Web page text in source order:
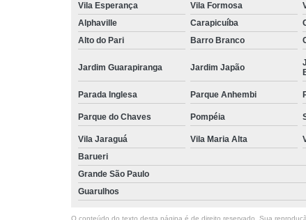
Vila Esperança Vila Formosa
Alphaville
Carapicuíba
Alto do Pari
Barro Branco
Jardim Guarapiranga Jardim Japão
Parada Inglesa Parque Anhembi
Parque do Chaves Pompéia
Vila Jaraguá Vila Maria Alta
Barueri
Grande São Paulo
Guarulhos
O conteúdo do texto desta página é de direito reservado. Sua